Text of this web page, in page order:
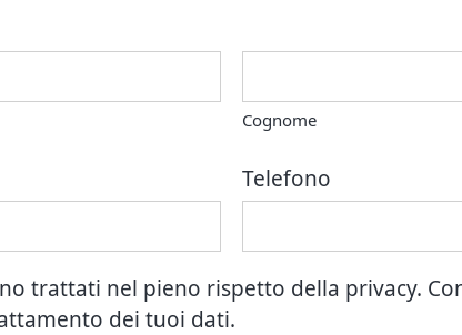
Cognome
Telefono
trattati nel pieno rispetto della privacy.
dei tuoi dati.